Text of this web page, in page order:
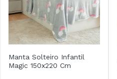
Manta Solteiro Infantil
Magic 150x220 Cm